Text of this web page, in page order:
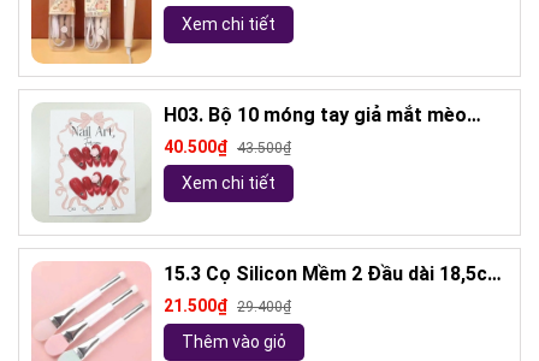
Xem chi tiết
H03. Bộ 10 móng tay giả mắt mèo
kèm keo và giũa móng (ngẫu nhiên)
40.500₫ 43.500₫
Xem chi tiết
15.3 Cọ Silicon Mềm 2 Đầu dài 18,5cm
( ngẫu nhiên)
21.500₫ 29.400₫
Thêm vào giỏ